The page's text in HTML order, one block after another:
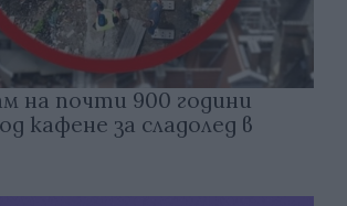
на почти 900 години
кафене за сладолед в